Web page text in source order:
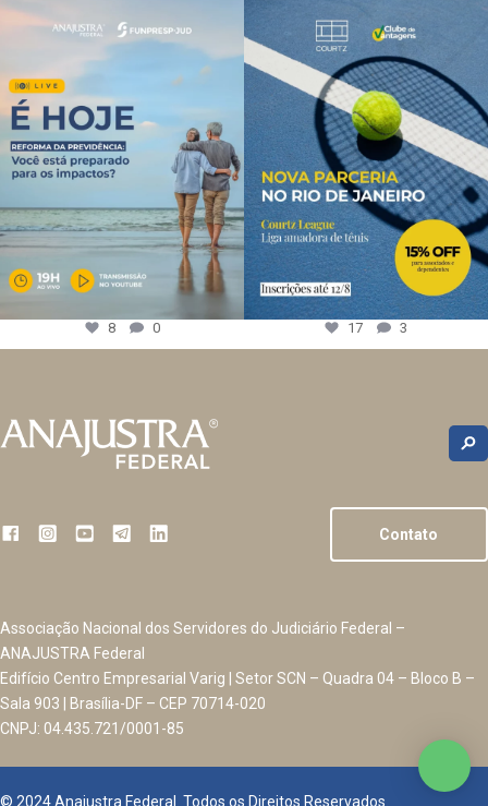
8 0 17 3
Contato
Associação Nacional dos Servidores do Judiciário Federal –
ANAJUSTRA Federal
Edifício Centro Empresarial Varig | Setor SCN – Quadra 04 – Bloco B –
Sala 903 | Brasília-DF – CEP 70714-020
CNPJ: 04.435.721/0001-85
© 2024 Anajustra Federal. Todos os Direitos Reservados.